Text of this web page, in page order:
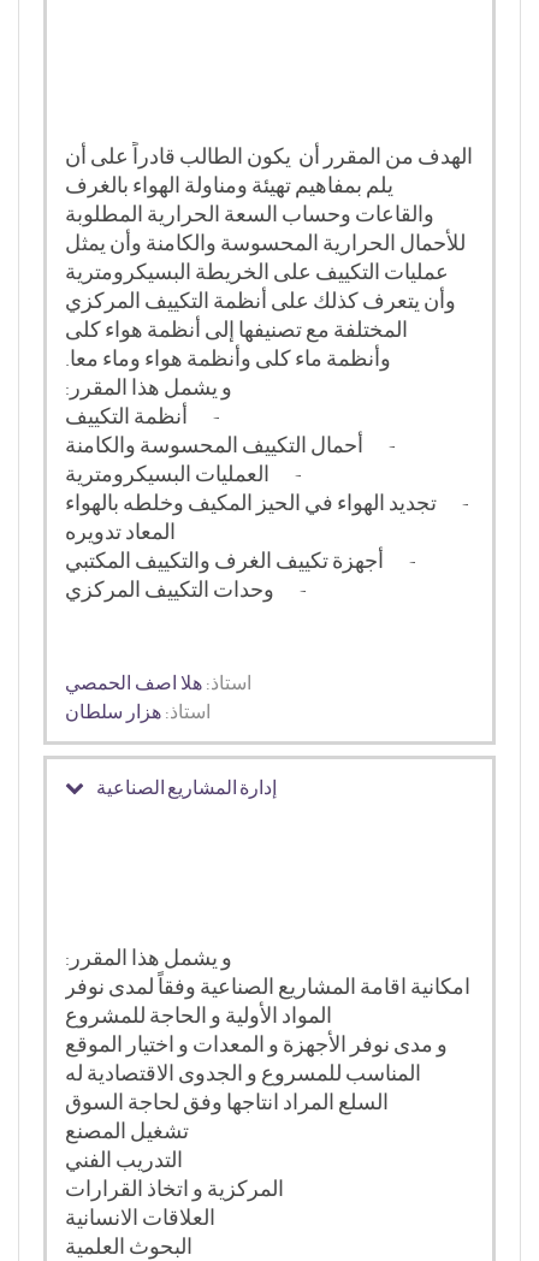
الهدف من المقرر أن يكون الطالب قادراً على أن
يلم بمفاهيم تهيئة ومناولة الهواء بالغرف
والقاعات وحساب السعة الحرارية المطلوبة
للأحمال الحرارية المحسوسة والكامنة وأن يمثل
عمليات التكييف على الخريطة البسيكرومترية
وأن يتعرف كذلك على أنظمة التكييف المركزي
المختلفة مع تصنيفها إلى أنظمة هواء كلى
وأنظمة ماء كلى وأنظمة هواء وماء معا.
و يشمل هذا المقرر:
- أنظمة التكييف
- أحمال التكييف المحسوسة والكامنة
- العمليات البسيكرومترية
- تجديد الهواء في الحيز المكيف وخلطه بالهواء
المعاد تدويره
- أجهزة تكييف الغرف والتكييف المكتبي
- وحدات التكييف المركزي
استاذ: هلا اصف الحمصي
استاذ: هزار سلطان
إدارة المشاريع الصناعية
و يشمل هذا المقرر:
امكانية اقامة المشاريع الصناعية وفقاً لمدى نوفر
المواد الأولية و الحاجة للمشروع
و مدى نوفر الأجهزة و المعدات و اختيار الموقع
المناسب للمسروع و الجدوى الاقتصادية له
السلع المراد انتاجها وفق لحاجة السوق
تشغيل المصنع
التدريب الفني
المركزية و اتخاذ القرارات
العلاقات الانسانية
البحوث العلمية